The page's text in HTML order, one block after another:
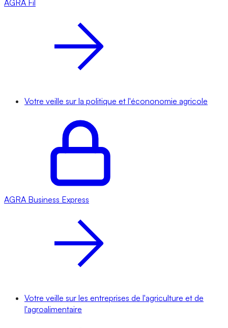
AGRA Fil
Votre veille sur la politique et l'écononomie agricole
AGRA Business Express
Votre veille sur les entreprises de l'agriculture et de
l'agroalimentaire